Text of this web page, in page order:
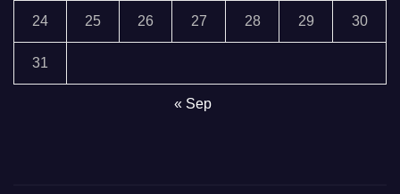
24 25 26 27 28 29 30
31
« Sep